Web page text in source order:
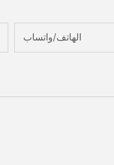
الهاتف/واتساب